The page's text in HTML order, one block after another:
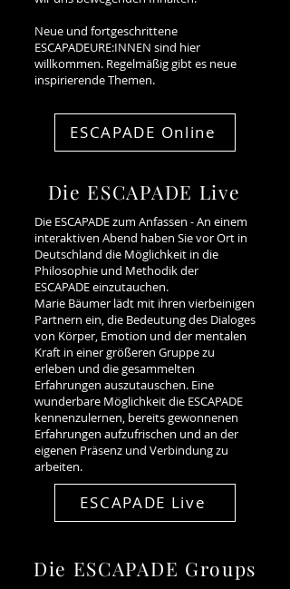
Neue und fortgeschrittene
ESCAPADEURE:INNEN sind hier
willkommen. Regelmäßig gibt es neue
inspirierende Themen.
ESCAPADE Online
Die ESCAPADE Live
Die ESCAPADE zum Anfassen - An einem
interaktiven Abend haben Sie vor Ort in
Deutschland die Möglichkeit in die
Philosophie und Methodik der
ESCAPADE einzutauchen.
Marie Bäumer lädt mit ihren vierbeinigen
Partnern ein, die Bedeutung des Dialoges
von Körper, Emotion und der mentalen
Kraft in einer größeren Gruppe zu
erleben und die gesammelten
Erfahrungen auszutauschen. Eine
wunderbare Möglichkeit die ESCAPADE
kennenzulernen, bereits gewonnenen
Erfahrungen aufzufrischen und an der
eigenen Präsenz und Verbindung zu
arbeiten.
ESCAPADE Live
Die ESCAPADE Groups